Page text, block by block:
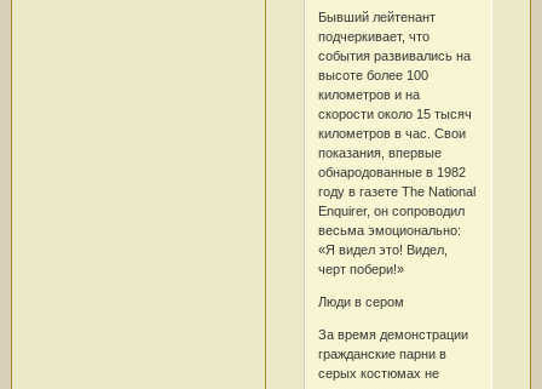
Бывший лейтенант
подчеркивает, что
события развивались на
высоте более 100
километров и на
скорости около 15 тысяч
километров в час. Свои
показания, впервые
обнародованные в 1982
году в газете The National
Enquirer, он сопроводил
весьма эмоционально:
«Я видел это! Видел,
черт побери!»
Люди в сером
За время демонстрации
гражданские парни в
серых костюмах не